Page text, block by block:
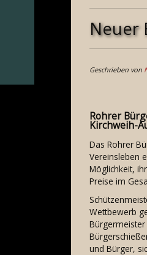
Neuer
Geschrieben von
Rohrer
Kirchweih-
Das Rohrer
Vereinsleben
Möglichkeit,
Preise im
Wettbewerb
und Bürger,